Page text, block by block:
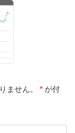
ません。 * が付